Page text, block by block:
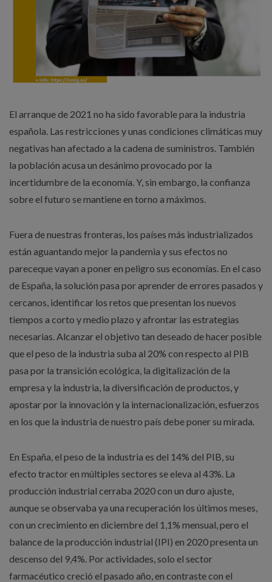
El arranque de 2021 no ha sido favorable para la industria
española. Las restricciones y unas condiciones climáticas muy
negativas han afectado a la cadena de suministros. También
la población acusa un desánimo provocado por la
incertidumbre de la economía. Y, sin embargo, la confianza
sobre el futuro se mantiene en torno a máximos.
Fuera de nuestras fronteras, los países más industrializados
están aguantando mejor la pandemia y sus efectos no
pareceque vayan a poner en peligro sus economías. En el caso
de España, la solución pasa por aprender de errores pasados y
cercanos, identificar los retos que presentan los nuevos
tiempos a corto y medio plazo y afrontar las estrategias
necesarias. Alcanzar el objetivo tan deseado de hacer posible
que el peso de la industria suba al 20% con respecto al PIB
pasa por la transición ecológica, la digitalización de la
empresa y la industria, la diversificación de productos, y
apostar por la innovación y la internacionalización, esfuerzos
en los que la industria de nuestro país debe poner su mirada.
En España, el peso de la industria es del 14% del PIB, su
efecto tractor en múltiples sectores se eleva al 43%. La
producción industrial cerraba 2020 con un duro ajuste,
aunque se observaba ya una recuperación los últimos meses,
con un crecimiento en diciembre del 1,1% mensual, pero el
balance de la producción industrial (IPI) en 2020 presenta un
descenso del 9,4%. Por actividades, solo el sector
farmacéutico creció el pasado año, en contraste con el